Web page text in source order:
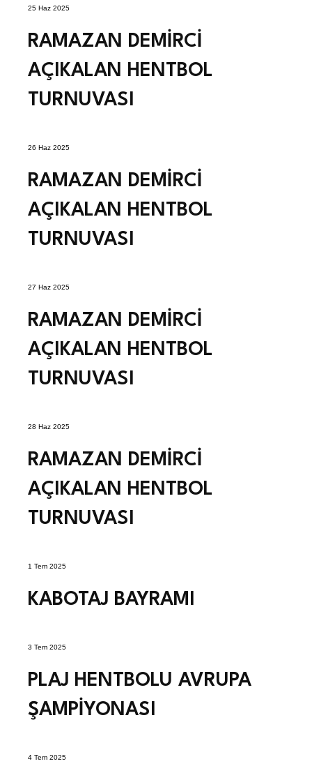
25 Haz 2025
RAMAZAN DEMİRCİ
AÇIKALAN HENTBOL
TURNUVASI
26 Haz 2025
RAMAZAN DEMİRCİ
AÇIKALAN HENTBOL
TURNUVASI
27 Haz 2025
RAMAZAN DEMİRCİ
AÇIKALAN HENTBOL
TURNUVASI
28 Haz 2025
RAMAZAN DEMİRCİ
AÇIKALAN HENTBOL
TURNUVASI
1 Tem 2025
KABOTAJ BAYRAMI
3 Tem 2025
PLAJ HENTBOLU AVRUPA
ŞAMPİYONASI
4 Tem 2025